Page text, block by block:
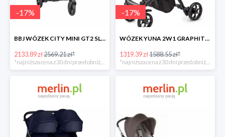
-17%
BBJ WÓZEK CITY MINI GT2 SLATE -17%
2133.89 zł2569.21 zł*
-17%
WÓZEK YUNA 2W1 GRAPHITE -17%
1319.39 zł1588.55 zł*